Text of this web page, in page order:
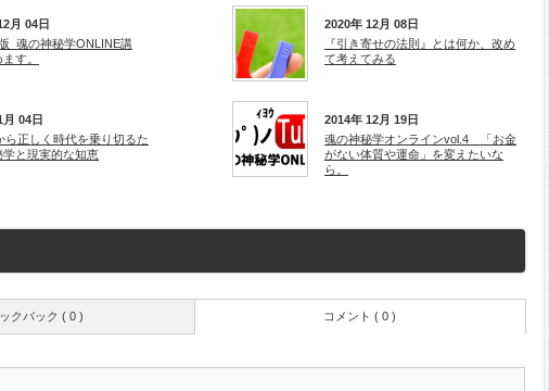
月 04日
_魂の神秘学ONLINE講
す。
2020年 12月 08日
『引き寄せの法則』とは何か、改め
て考えてみる
04日
ら正しく時代を乗り切るた
学と現実的な知恵
2014年 12月 19日
魂の神秘学オンラインvol.4 「お金
がない体質や運命」を変えたいな
ら。
ックバック ( 0 ) コメント ( 0 )